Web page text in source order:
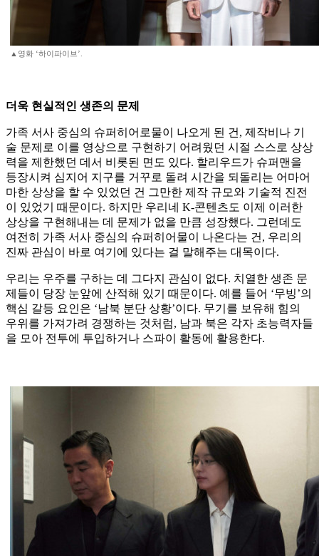
▲영화 ‘하이파이브’.
더욱 현실적인 생존의 문제
가족 서사 중심의 슈퍼히어로물이 나오게 된 건, 제작비나 기
술 문제로 이를 영상으로 구현하기 어려웠던 시절 스스로 상상
력을 제한했던 데서 비롯된 면도 있다. 할리우드가 슈퍼맨을
등장시켜 심지어 지구를 거꾸로 돌려 시간을 되돌리는 어마어
마한 상상을 할 수 있었던 건 그만한 제작 규모와 기술적 진전
이 있었기 때문이다. 하지만 우리네 K-콘텐츠도 이제 이러한
상상을 구현해내는 데 문제가 없을 만큼 성장했다. 그런데도
여전히 가족 서사 중심의 슈퍼히어물이 나온다는 건, 우리의
진짜 관심이 바로 여기에 있다는 걸 말해주는 대목이다.
우리는 우주를 구하는 데 그다지 관심이 없다. 치열한 생존 문
제들이 당장 눈앞에 산적해 있기 때문이다. 예를 들어 ‘무빙’의
핵심 갈등 요인은 ‘남북 분단 상황’이다. 무기를 보유해 힘의
우위를 가져가려 경쟁하는 것처럼, 남과 북은 각자 초능력자들
을 모아 전투에 투입하거나 스파이 활동에 활용한다.